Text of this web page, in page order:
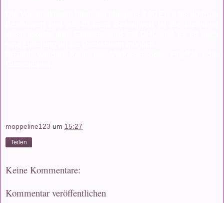
moppeline123 um 15:27
Teilen
Keine Kommentare:
Kommentar veröffentlichen